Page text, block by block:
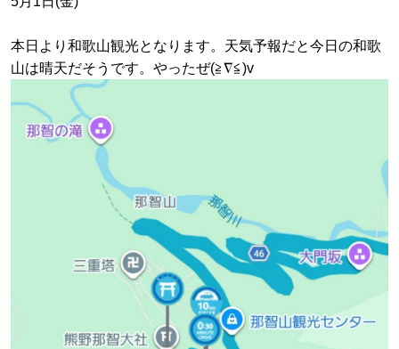
本日より和歌山観光となります。天気予報だと今日の和歌
山は晴天だそうです。やったぜ(≧∇≦)v